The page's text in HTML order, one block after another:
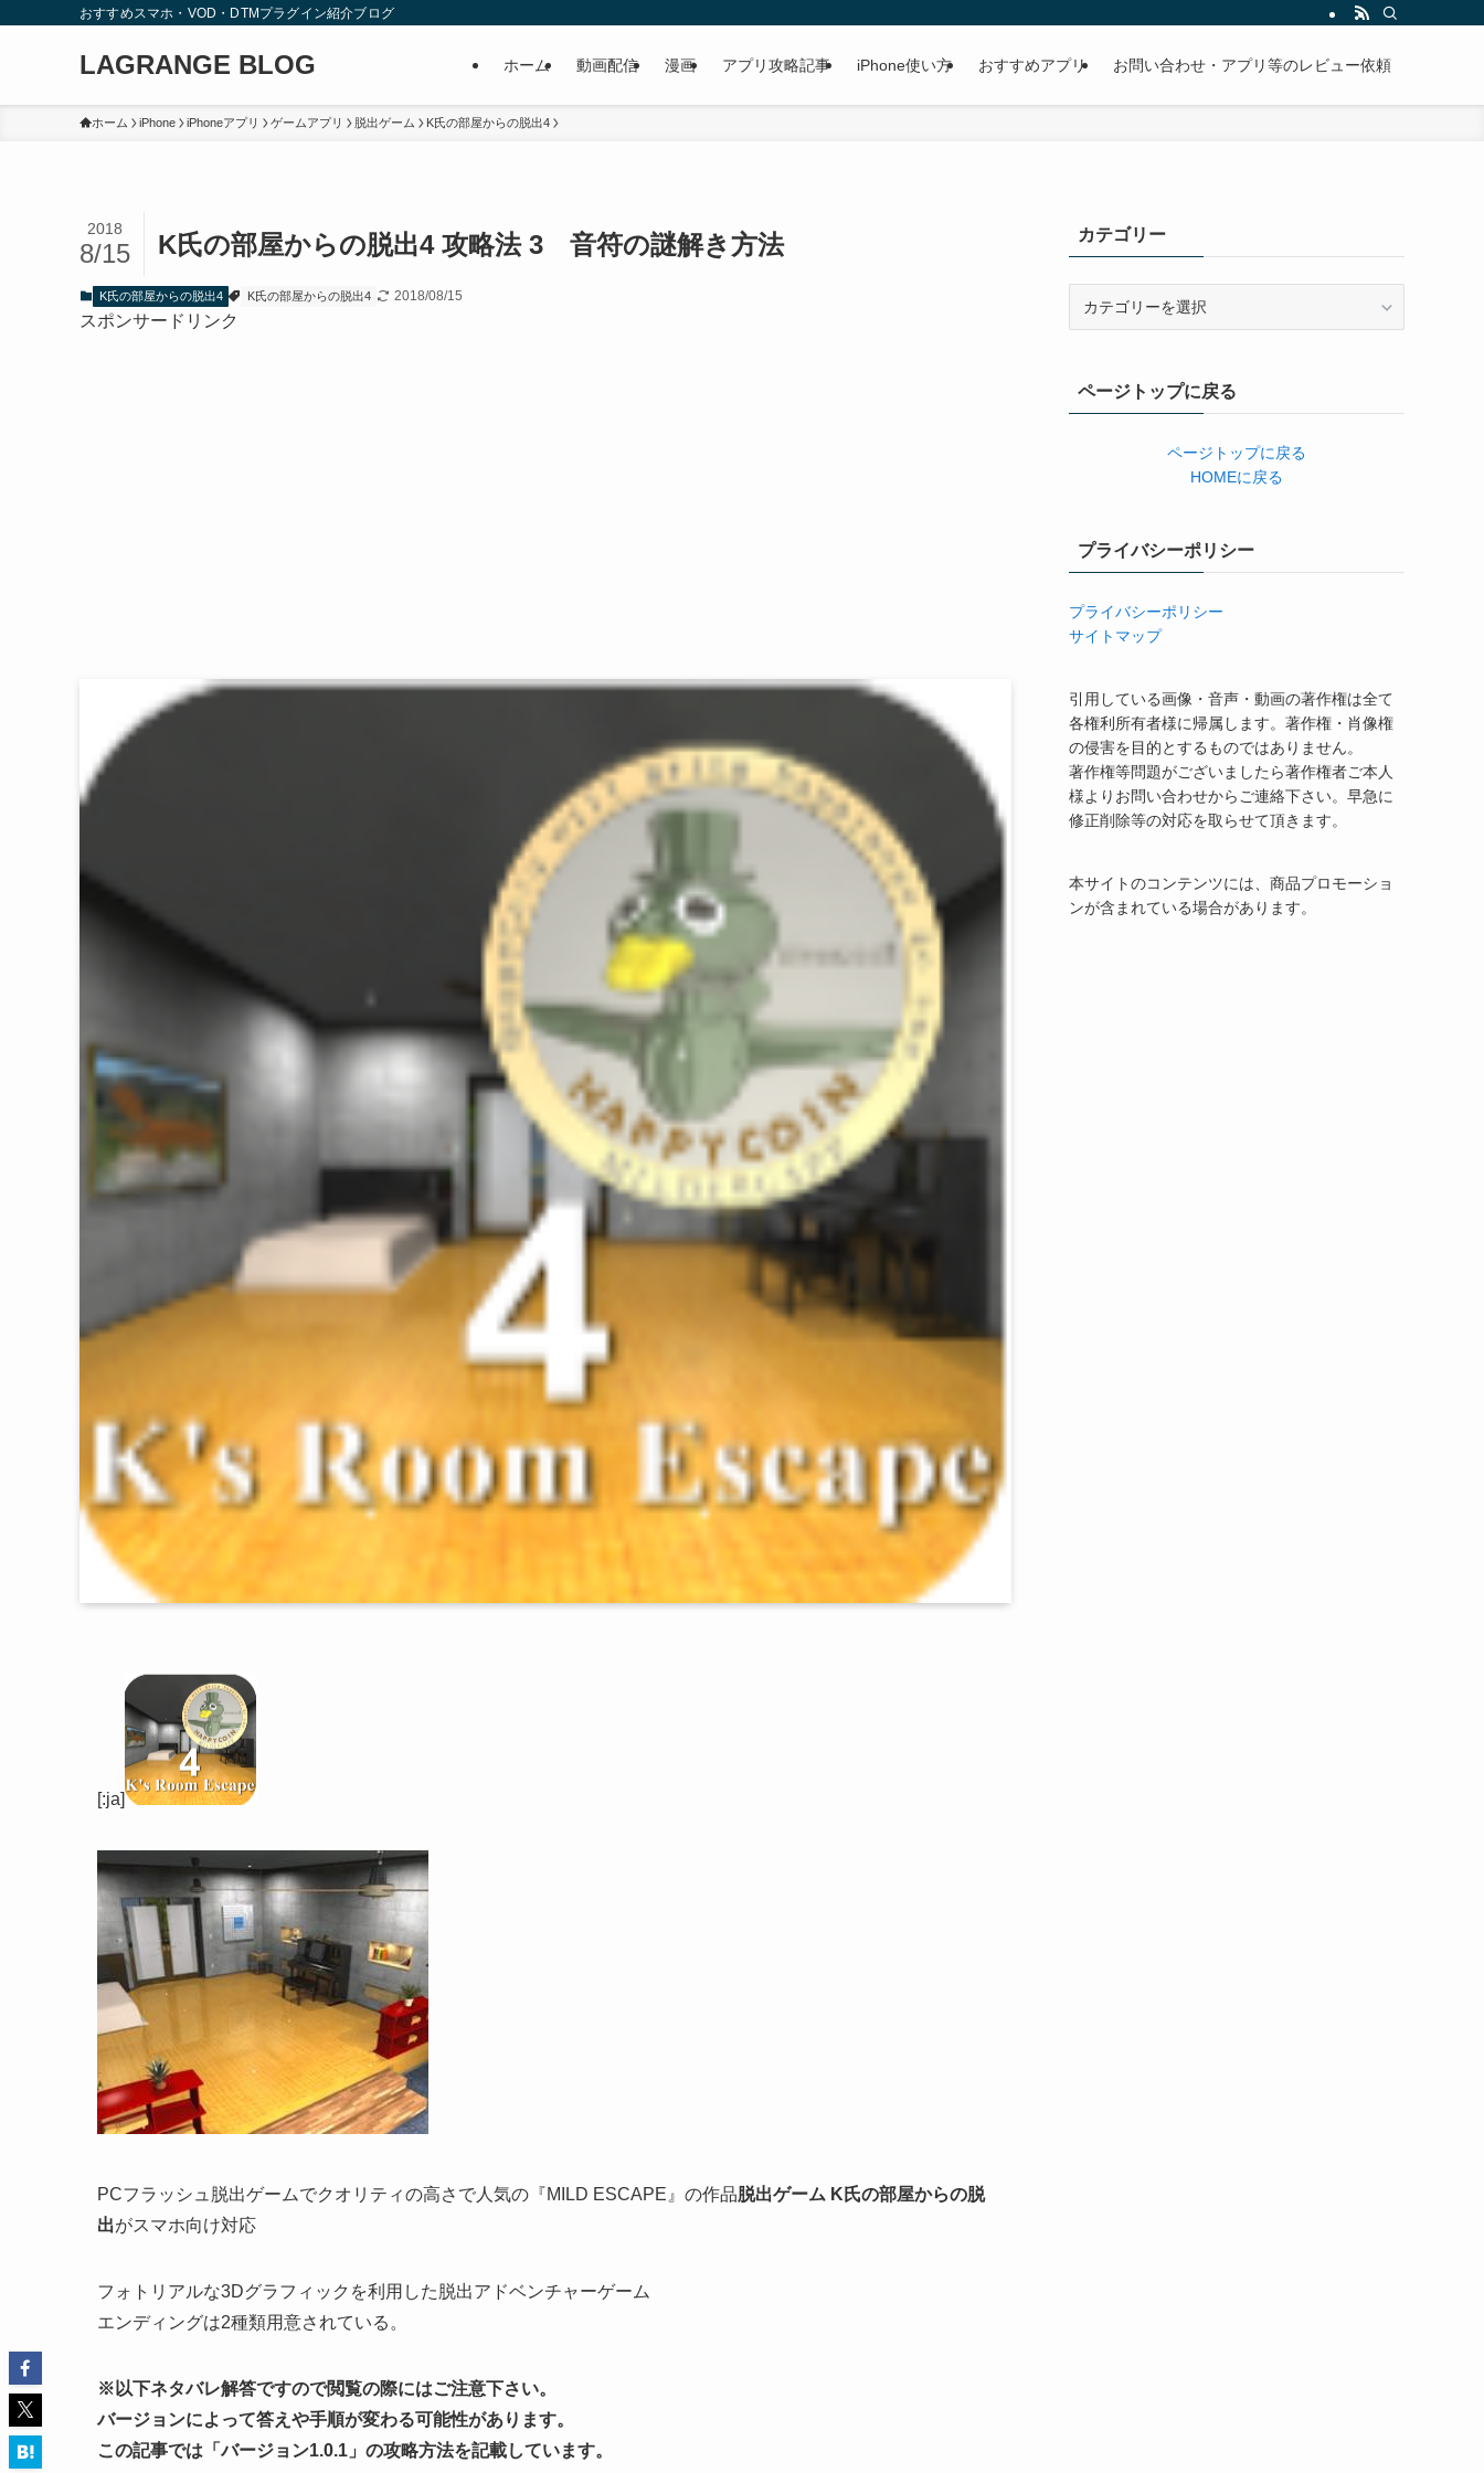
おすすめスマホ・VOD・DTMプラグイン紹介ブログ
LAGRANGE BLOG ホーム 動画配信 漫画 アプリ攻略記事 iPhone使い方 おすすめアプリ お問い合わせ・アプリ等のレビュー依頼
ホーム iPhone iPhoneアプリ ゲームアプリ 脱出ゲーム K氏の部屋からの脱出4
K氏の部屋からの脱出4 攻略法 3 音符の謎解き方法
2018
8/15
K氏の部屋からの脱出4 K氏の部屋からの脱出4 2018/08/15
スポンサードリンク
[:ja]
PCフラッシュ脱出ゲームでクオリティの高さで人気の『MILD ESCAPE』の作品脱出ゲーム K氏の部屋からの脱
出がスマホ向け対応
フォトリアルな3Dグラフィックを利用した脱出アドベンチャーゲーム
エンディングは2種類用意されている。
※以下ネタバレ解答ですので閲覧の際にはご注意下さい。
バージョンによって答えや手順が変わる可能性があります。
この記事では「バージョン1.0.1 」の攻略方法を記載しています。
カテゴリー
ーページトップに戻る
ページトップに戻る
HOMEに戻る
プライバシーポリシー
プライバシーポリシー
サイトマップ
引用している画像・音声・動画の著作権は全て
各権利所有者様に帰属します。著作権・肖像権
の侵害を目的とするものではありません。
著作権等問題がございましたら著作権者ご本人
様よりお問い合わせからご連絡下さい。早急に
修正削除等の対応を取らせて頂きます。
本サイトのコンテンツには、商品プロモーショ
ンが含まれている場合があります。